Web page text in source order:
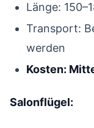
Länge:
Transport:
werden
Kosten:
Salonflügel: